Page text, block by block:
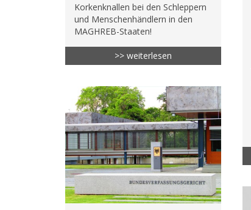
Korkenknallen bei den Schleppern
und Menschenhändlern in den
MAGHREB-Staaten!
>> weiterlesen